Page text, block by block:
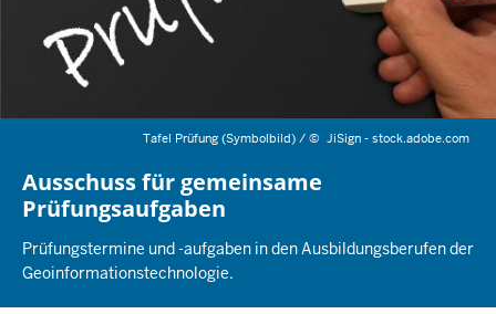
Tafel Prüfung (Symbolbild) /© JiSign - stock.adobe.com
Ausschuss für gemeinsame
Prüfungsaufgaben
Prüfungstermine und -aufgaben in den Ausbildungsberufen der
Geoinformationstechnologie.